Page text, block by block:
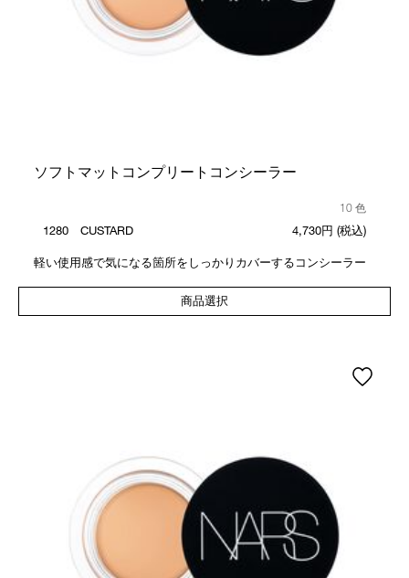
ソフトマットコンプリートコンシーラー
10 色
1280 CUSTARD
4,730円 (税込)
軽い使用感で気になる箇所をしっかりカバーするコンシーラー
商品選択